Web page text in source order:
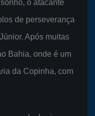
o atacante
de perseverança
Após muitas
Bahia, onde é um
da Copinha, com